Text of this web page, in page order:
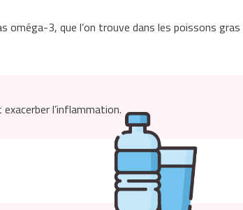
oméga-3, que l’on trouve dans les poissons gras
l’inflammation.